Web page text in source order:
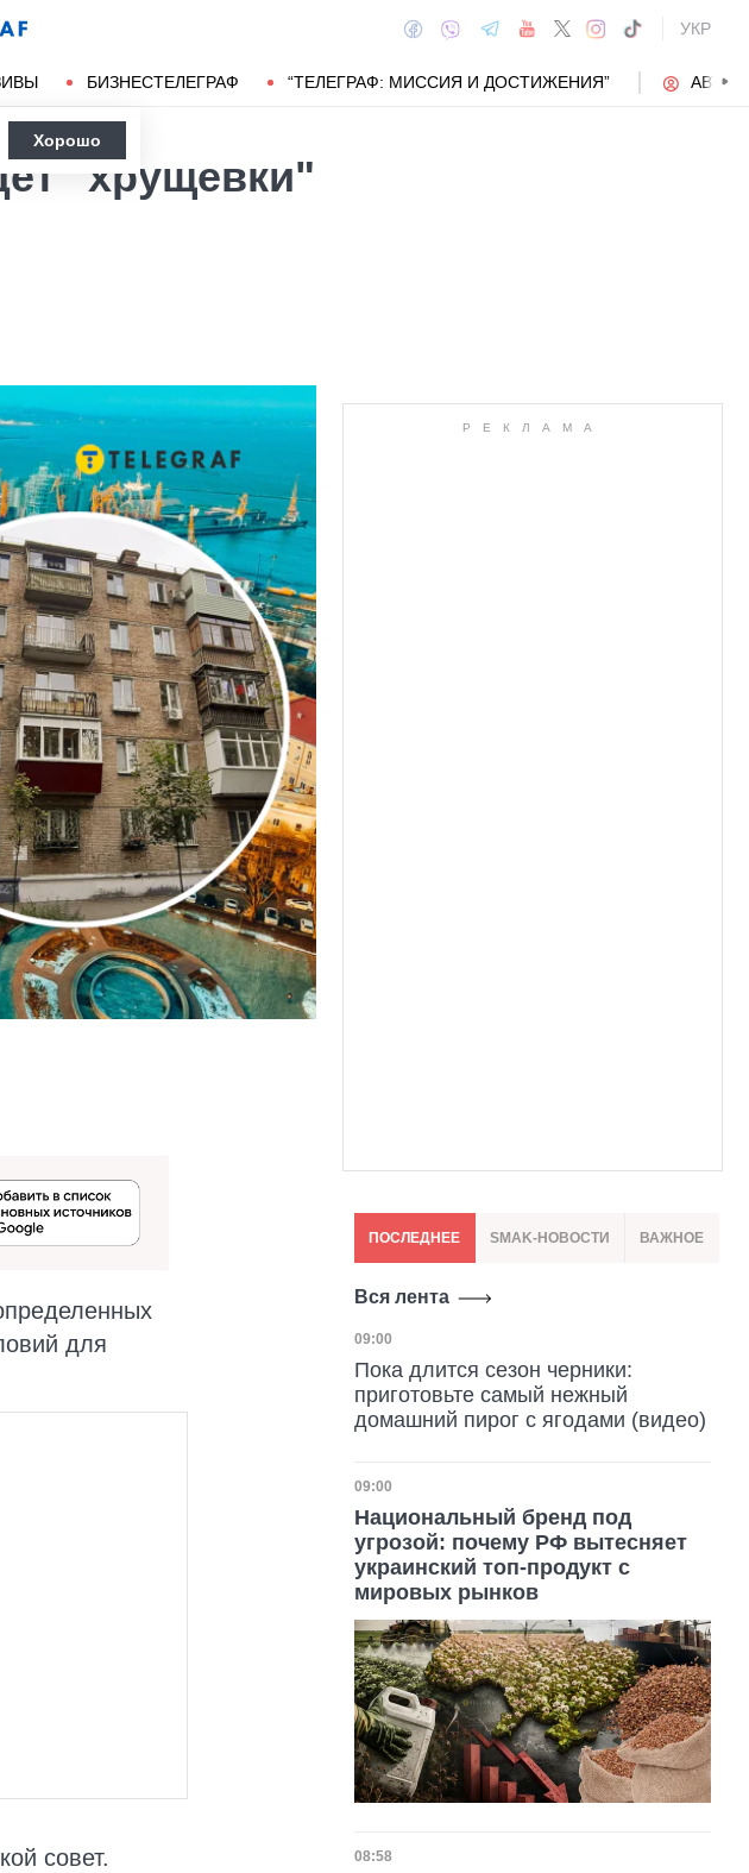
УКР
БИЗНЕСТЕЛЕГРАФ “ТЕЛЕГРАФ: МИССИЯ И ДОСТИЖЕНИЯ”
Хорошо
"хрущевки"
для
совет.
ПОСЛЕДНЕЕ SMAK-НОВОСТИ ВАЖНОЕ
Вся лента
Дата публикации
09:00
Пока длится сезон черники:
приготовьте самый нежный
домашний пирог с ягодами (видео)
Дата публикации
09:00
Национальный бренд под
угрозой: почему РФ вытесняет
украинский топ-продукт с
мировых рынков
Дата публикации
08:58